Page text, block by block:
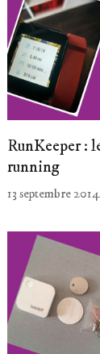
RunKeeper :
running
13 septembre 2014